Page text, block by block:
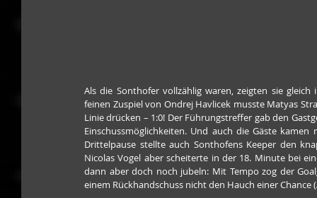
Als die Sonthofer vollzählig waren, zeigten sie
feinen Zuspiel von Ondrej Havlicek musste Matyas
Linie drücken – 1:0! Der Führungstreffer gab den
Einschussmöglichkeiten. Und auch die Gäste
Drittelpause stellte auch Sonthofens Keeper den
Nicolas Vogel aber scheiterte in der 18. Minute bei
dann aber doch noch jubeln: Mit Tempo zog der
einem Rückhandschuss nicht den Hauch einer Chance